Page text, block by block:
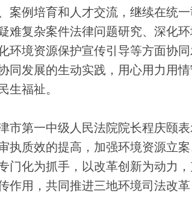
案例培育和人才交流，继续在统
难复杂案件法律问题研究、深化
环境资源保护宣传引导等方面协
同发展的生动实践，用心用力用
生福祉。
第一中级人民法院院长程庆颐表
执质效的提高，加强环境资源立
门化为抓手，以改革创新为动力
作用，共同推进三地环境司法改